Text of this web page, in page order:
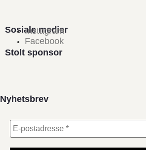
Sosiale medier
Instagram
Facebook
Stolt sponsor
Nyhetsbrev